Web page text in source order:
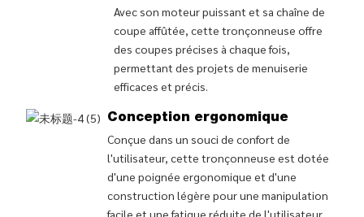
Avec son moteur puissant et sa chaîne de
coupe affûtée, cette tronçonneuse offre
des coupes précises à chaque fois,
permettant des projets de menuiserie
efficaces et précis.
Conception ergonomique
Conçue dans un souci de confort de
l'utilisateur, cette tronçonneuse est dotée
d'une poignée ergonomique et d'une
construction légère pour une manipulation
facile et une fatigue réduite de l'utilisateur